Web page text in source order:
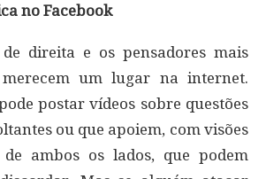
no Facebook
de direita e os pensadores mais
um lugar na internet.
postar vídeos sobre questões
ou que apoiem, com visões
ambos os lados, que podem